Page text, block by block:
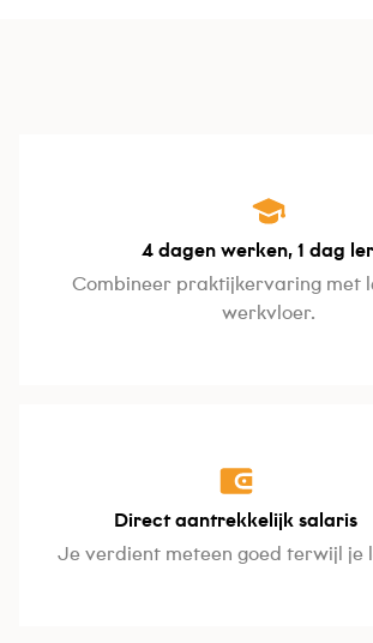
4 dagen werken, 1 dag
Combineer praktijkervaring met
werkvloer.
Direct aantrekkelijk salaris
Je verdient meteen goed terwijl je